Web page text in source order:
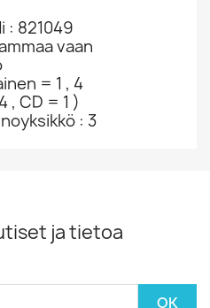
: 821049
vaan
= 1 , 4
, CD = 1 )
: 3
ja tietoa